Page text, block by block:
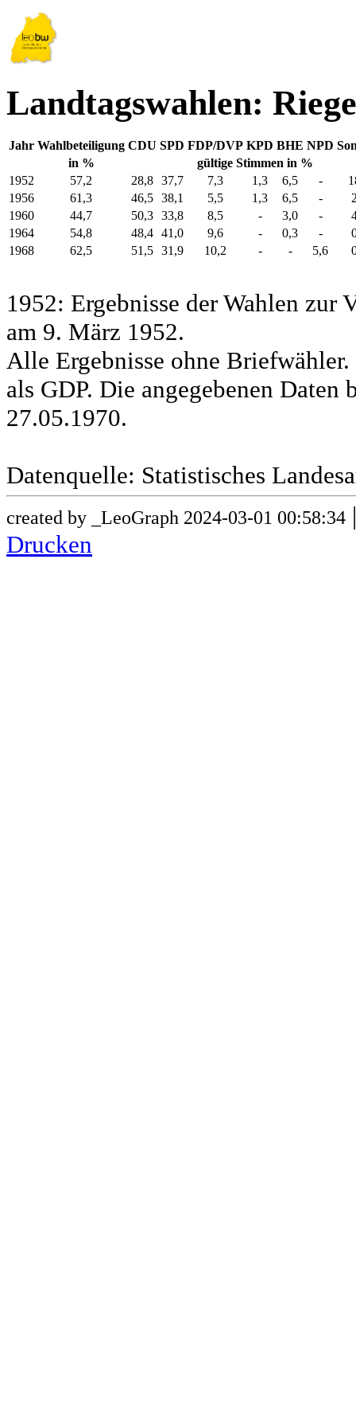
Landtagswahlen:
Jahr Wahlbeteiligung CDU SPD FDP/DVP KPD BHE NPD
in %
gültige Stimmen in %
1952
57,2 28,8 37,7 7,3 1,3 6,5 -
1956
61,3 46,5 38,1 5,5 1,3 6,5 -
1960
44,7 50,3 33,8 8,5 - 3,0 -
1964
54,8 48,4 41,0 9,6 - 0,3 -
1968
62,5 51,5 31,9 10,2 - - 5,6
1952: Ergebnisse der Wahlen zur
am 9. März 1952.
Alle Ergebnisse ohne
als GDP. Die angegebenen
27.05.1970.
Datenquelle: Statistisches
created by _LeoGraph 2024-03-01 00:58:34
Drucken